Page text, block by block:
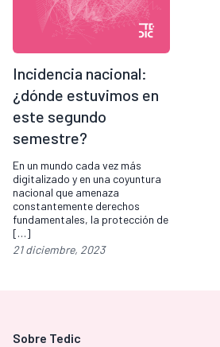
Incidencia nacional:
¿dónde estuvimos en
este segundo
semestre?
En un mundo cada vez más
digitalizado y en una coyuntura
nacional que amenaza
constantemente derechos
fundamentales, la protección de
[…]
21 diciembre, 2023
Sobre Tedic